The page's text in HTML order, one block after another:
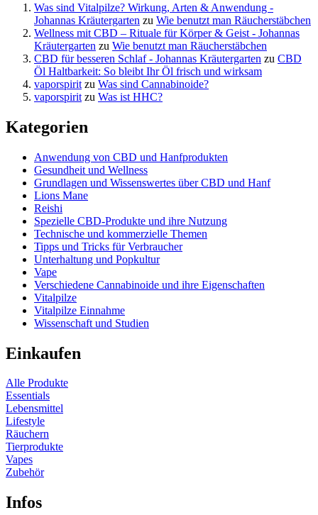
Was sind Vitalpilze? Wirkung, Arten & Anwendung -
Johannas Kräutergarten zu Wie benutzt man Räucherstäbchen
Wellness mit CBD – Rituale für Körper & Geist - Johannas
Kräutergarten zu Wie benutzt man Räucherstäbchen
CBD für besseren Schlaf - Johannas Kräutergarten zu CBD
Öl Haltbarkeit: So bleibt Ihr Öl frisch und wirksam
vaporspirit zu Was sind Cannabinoide?
vaporspirit zu Was ist HHC?
Kategorien
Anwendung von CBD und Hanfprodukten
Gesundheit und Wellness
Grundlagen und Wissenswertes über CBD und Hanf
Lions Mane
Reishi
Spezielle CBD-Produkte und ihre Nutzung
Technische und kommerzielle Themen
Tipps und Tricks für Verbraucher
Unterhaltung und Popkultur
Vape
Verschiedene Cannabinoide und ihre Eigenschaften
Vitalpilze
Vitalpilze Einnahme
Wissenschaft und Studien
Einkaufen
Alle Produkte
Essentials
Lebensmittel
Lifestyle
Räuchern
Tierprodukte
Vapes
Zubehör
Infos